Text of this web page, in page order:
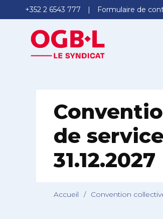
+352 2 6543 777 Formulaire de
de
31.12.2027
Accueil / Convention